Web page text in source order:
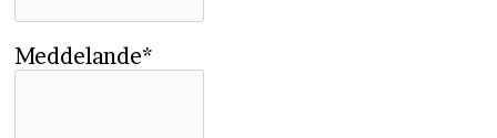
Meddelande*